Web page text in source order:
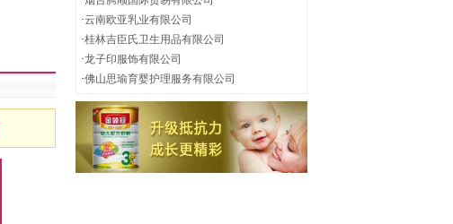
·云南欧亚乳业有限公司
·桂林吉臣氏卫生用品有限公司
·龙子印服饰有限公司
·佛山思瑜育婴护理服务有限公司